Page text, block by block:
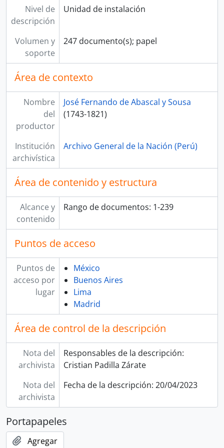
[Unidad documental simple] Bando impreso
[Unidad documental simple] Carta
[Unidad documental simple] Carta
[Unidad documental simple] Carta
[Unidad documental simple] Carta
[Unidad documental simple] Borrador de plan
[Unidad documental simple] Borrador de plan defensivo
[Unidad documental simple] Borrador de plan defensivo
[Unidad documental simple] Borrador de plan defensivo
[Unidad documental simple] Sin título
[Unidad documental simple] Instrucción
[Unidad documental simple] Informe
[Unidad documental simple] Copia de oficio
[Unidad documental simple] Borrador de informe
[Unidad documental simple] Carta
[Unidad documental simple] Carta
[Unidad documental simple] Oficio
[Unidad documental simple] Oficio
[Unidad documental simple] Carta
[Unidad documental simple] Carta
[Unidad documental simple] Oficio
Nivel de
descripción
Unidad de instalación
Volumen y
soporte
247 documento(s); papel
Área de contexto
Nombre
del
productor
José Fernando de Abascal y Sousa
(1743-1821)
Institución
archivística
Archivo General de la Nación (Perú)
Área de contenido y estructura
Alcance y
contenido
Rango de documentos: 1-239
Puntos de acceso
Puntos de
acceso por
lugar
México
Buenos Aires
Lima
Madrid
Área de control de la descripción
Nota del
archivista
Responsables de la descripción:
Cristian Padilla Zárate
Nota del
archivista
Fecha de la descripción: 20/04/2023
Portapapeles
Agregar